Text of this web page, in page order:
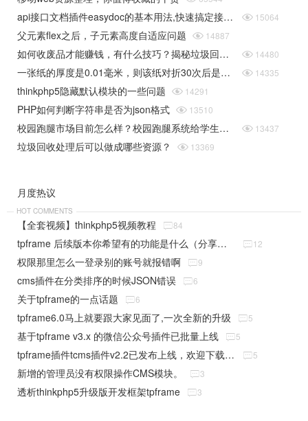
api接口文档插件easydoc的基本用法,快速搞定接口文档  15064
父元素flex之后，子元素高度自适应问题  14887
如何收废品才能赚钱，有什么技巧？揭秘垃圾回收行业的一些规则  14480
一张纸的厚度是0.01毫米，则该纸对折30次后是多厚（据说超过珠穆朗玛峰的高度）php实现  14335
thinkphp5隐藏默认模块的一些问题  14291
PHP如何判断字符串是否为json格式  13510
校园跑腿市场目前怎么样？校园跑腿系统给学生带来了哪些便捷？  13437
垃圾回收处理后可以做成哪些资源？  13369
月度热议
HOT COMMENTS
【全套视频】thinkphp5视频教程 84
tpframe 后续版本你希望有的功能是什么（分享贴） 12
权限那里怎么一登录别的账号就报错啊 9
cms插件在分类排序的时候JSON错误 6
关于tpframe的一点话题 6
tpframe6.0马上就要跟大家见面了,一次全新的升级 5
基于tpframe v3.x 的微信公众号插件已批量上线 5
tpframe插件tcms插件v2.2已发布上线，欢迎下载使用 5
新增的管理员没有权限操作CMS模块。 3
透析thinkphp5升级版开发框架tpframe 3